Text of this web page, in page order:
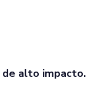
de alto impacto.